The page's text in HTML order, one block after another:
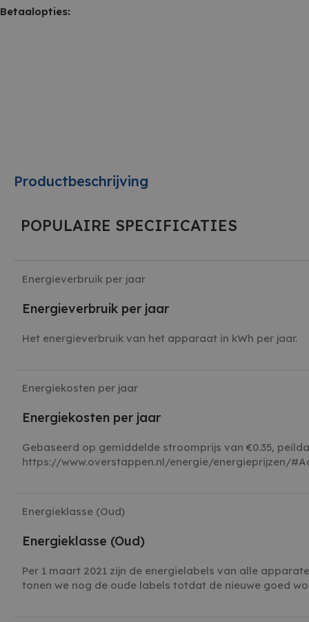
Betaalopties:
Productbeschrijving
POPULAIRE SPECIFICATIES
Energieverbruik per jaar
Energieverbruik per jaar
Het energieverbruik van het apparaat in kWh per jaar.
Energiekosten per jaar
Energiekosten per jaar
Gebaseerd op gemiddelde stroomprijs van €0.35,
https://www.overstappen.nl/energie/energieprijzen/
Energieklasse (Oud)
Energieklasse (Oud)
Per 1 maart 2021 zijn de energielabels van alle
tonen we nog de oude labels totdat de nieuwe goed